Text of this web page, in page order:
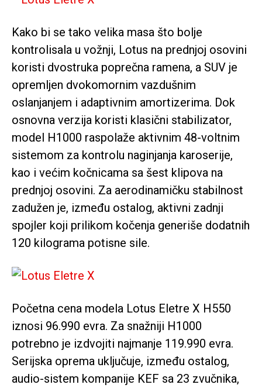
Kako bi se tako velika masa što bolje
kontrolisala u vožnji, Lotus na prednjoj osovini
koristi dvostruka poprečna ramena, a SUV je
opremljen dvokomornim vazdušnim
oslanjanjem i adaptivnim amortizerima. Dok
osnovna verzija koristi klasični stabilizator,
model H1000 raspolaže aktivnim 48-voltnim
sistemom za kontrolu naginjanja karoserije,
kao i većim kočnicama sa šest klipova na
prednjoj osovini. Za aerodinamičku stabilnost
zadužen je, između ostalog, aktivni zadnji
spojler koji prilikom kočenja generiše dodatnih
120 kilograma potisne sile.
Početna cena modela Lotus Eletre X H550
iznosi 96.990 evra. Za snažniji H1000
potrebno je izdvojiti najmanje 119.990 evra.
Serijska oprema uključuje, između ostalog,
audio-sistem kompanije KEF sa 23 zvučnika,